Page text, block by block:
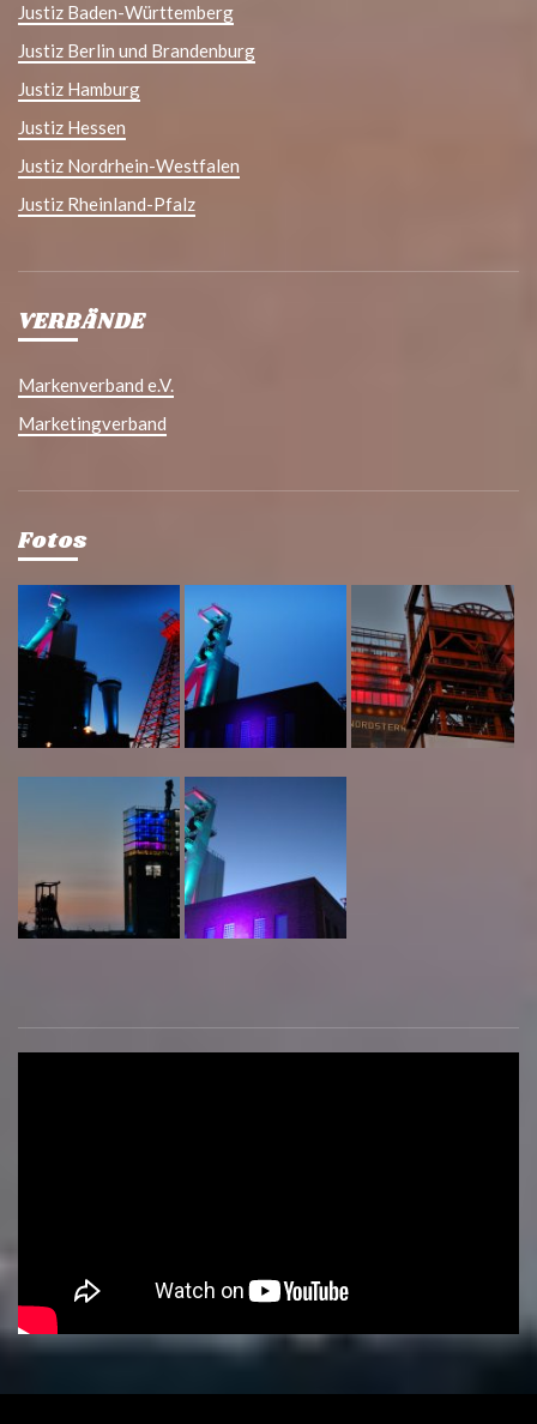
Justiz Baden-Württemberg
Justiz Berlin und Brandenburg
Justiz Hamburg
Justiz Hessen
Justiz Nordrhein-Westfalen
Justiz Rheinland-Pfalz
VERBÄNDE
Markenverband e.V.
Marketingverband
Fotos